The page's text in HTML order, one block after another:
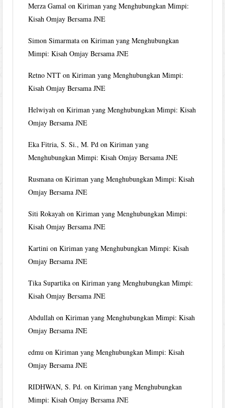
Merza Gamal onKiriman yang Menghubungkan Mimpi:
Kisah Omjay Bersama JNE
Simon Simarmata onKiriman yang Menghubungkan
Mimpi: Kisah Omjay Bersama JNE
Retno NTT onKiriman yang Menghubungkan Mimpi:
Kisah Omjay Bersama JNE
Helwiyah onKiriman yang Menghubungkan Mimpi: Kisah
Omjay Bersama JNE
Eka Fitria, S. Si., M. Pd onKiriman yang
Menghubungkan Mimpi: Kisah Omjay Bersama JNE
Rusmana onKiriman yang Menghubungkan Mimpi: Kisah
Omjay Bersama JNE
Siti Rokayah onKiriman yang Menghubungkan Mimpi:
Kisah Omjay Bersama JNE
Kartini onKiriman yang Menghubungkan Mimpi: Kisah
Omjay Bersama JNE
Tika Supartika onKiriman yang Menghubungkan Mimpi:
Kisah Omjay Bersama JNE
Abdullah onKiriman yang Menghubungkan Mimpi: Kisah
Omjay Bersama JNE
edmu onKiriman yang Menghubungkan Mimpi: Kisah
Omjay Bersama JNE
RIDHWAN, S. Pd. onKiriman yang Menghubungkan
Mimpi: Kisah Omjay Bersama JNE